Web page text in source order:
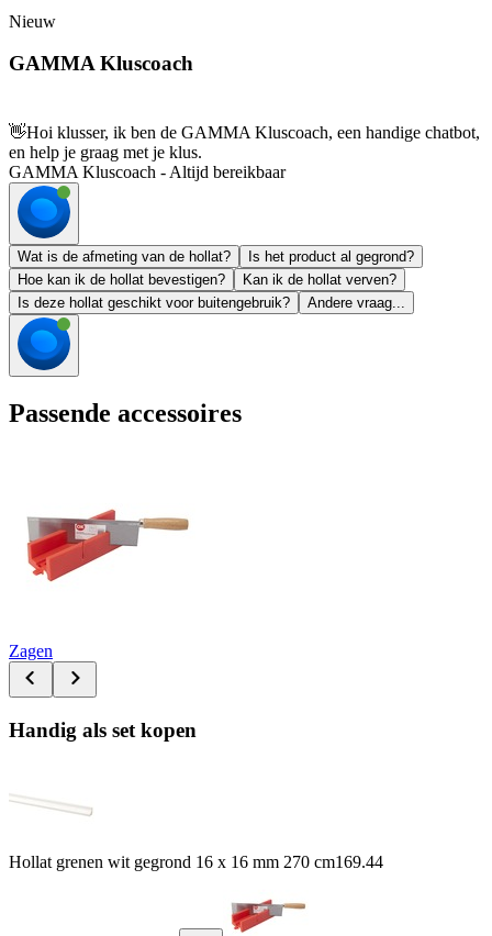
Nieuw
GAMMA Kluscoach
👋Hoi klusser, ik ben de GAMMA Kluscoach, een handige chatbot,
en help je graag met je klus.
GAMMA Kluscoach - Altijd bereikbaar
Wat is de afmeting van de hollat?
Is het product al gegrond?
Hoe kan ik de hollat bevestigen?
Kan ik de hollat verven?
Is deze hollat geschikt voor buitengebruik?
Andere vraag...
Passende accessoires
Zagen
Handig als set kopen
Hollat grenen wit gegrond 16 x 16 mm 270 cm169.44